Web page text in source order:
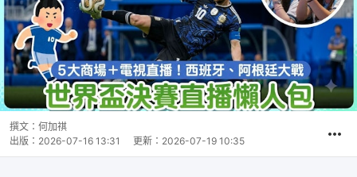
撰文： 何加祺
出版： 2026-07-16 13:31 更新： 2026-07-19 10:35